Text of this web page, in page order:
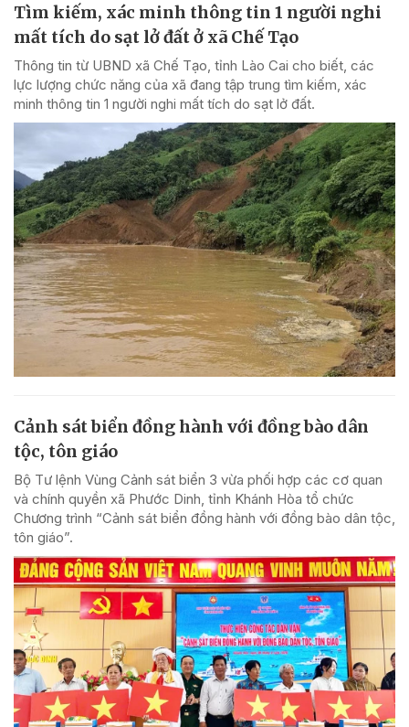
Tìm kiếm, xác minh thông tin 1 người nghi
mất tích do sạt lở đất ở xã Chế Tạo
Thông tin từ UBND xã Chế Tạo, tỉnh Lào Cai cho biết, các
lực lượng chức năng của xã đang tập trung tìm kiếm, xác
minh thông tin 1 người nghi mất tích do sạt lở đất.
Cảnh sát biển đồng hành với đồng bào dân
tộc, tôn giáo
Bộ Tư lệnh Vùng Cảnh sát biển 3 vừa phối hợp các cơ quan
và chính quyền xã Phước Dinh, tỉnh Khánh Hòa tổ chức
Chương trình “Cảnh sát biển đồng hành với đồng bào dân tộc,
tôn giáo”.